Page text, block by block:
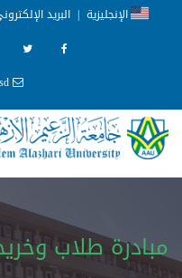
الإنجليزية | البريد
مبادرة طلاب